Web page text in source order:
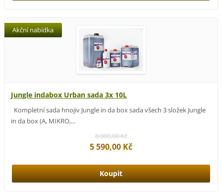
Jungle indabox Urban sada 3x 10L
Akční nabídka
Kompletní sada hnojiv Jungle in da box sada všech 3 složek Jungle
in da box (A, MIKRO,...
8 000,00 Kč
5 590,00 Kč